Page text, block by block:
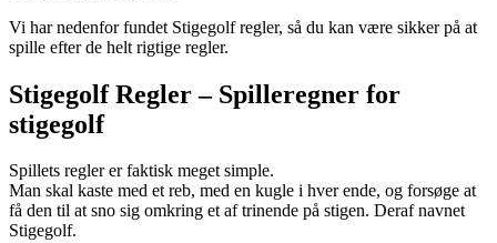
Vi har nedenfor fundet Stigegolf regler, så du kan være sikker på at
spille efter de helt rigtige regler.
Stigegolf Regler – Spilleregner for
stigegolf
Spillets regler er faktisk meget simple.
Man skal kaste med et reb, med en kugle i hver ende, og forsøge at
få den til at sno sig omkring et af trinende på stigen. Deraf navnet
Stigegolf.